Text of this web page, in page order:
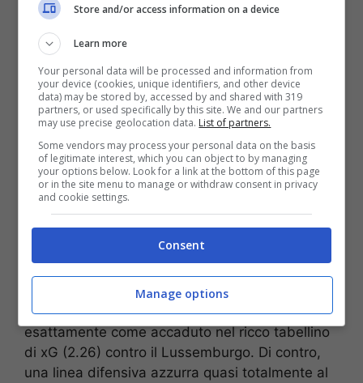
I bookmaker vedono favorita la Grecia, e il
esperienziale. L’Italia scenderà in campo di fatto
con la struttura dell’Under 21, fatta eccezione
per il capitano e leader Donnarumma e il
bomber Esposito (già arrivato a quota 4 gol in
Nazionale maggiore). La Grecia, pur avendo
vinto solo una delle ultime 8 partite da
settembre 2025, vanta una caratura e una
malizia nettamente superiori rispetto al
Lussemburgo e giocherà per l’orgoglio davanti
al proprio pubblico.
baby Italia garantiscono che gli Azzurri possano
creare pericoli e trovare la via della rete,
esattamente come accaduto nel ricco tabellino
di xG (2.26) contro il Lussemburgo. Di contro,
una linea difensiva azzurra quasi totalmente al
Store and/or access information on a device
Learn more
Your personal data will be processed and information from
your device (cookies, unique identifiers, and other device
data) may be stored by, accessed by and shared with 319
partners, or used specifically by this site. We and our partners
may use precise geolocation data. List of partners.
Some vendors may process your personal data on the basis
of legitimate interest, which you can object to by managing
your options below. Look for a link at the bottom of this page
or in the site menu to manage or withdraw consent in privacy
and cookie settings.
Consent
Manage options